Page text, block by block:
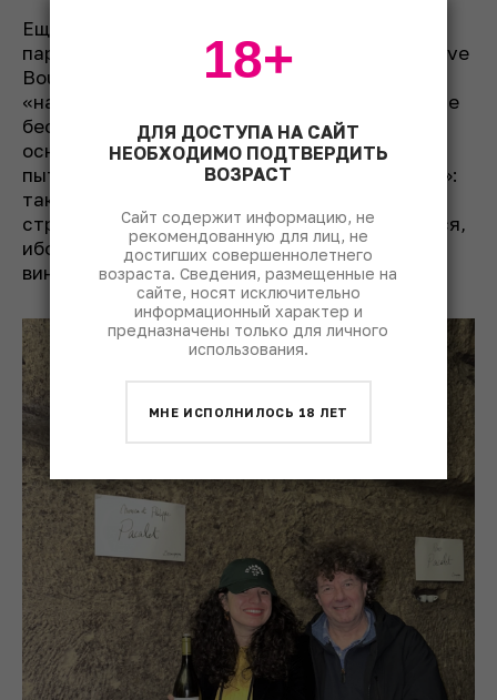
Еще одна ценная добыча – репортаж
парижского редактора Якова Лысенко с La Dive
Bouteille, главной выставки авангарда
«натурального» движения, плюс философские
беседы с семьей Бретон из Бургёй, одних из
основателей «Ла Див». Кроме прочего, Яков
пытал экспонентов на тему «диких дрожжей»:
так мы узнаем, что даже пьё-де-кюв –
страшный моветон (но все равно сомневаемся,
ибо старшие учили нас никогда не верить
виноделам).
ДЛЯ ДОСТУПА НА САЙТ
НЕОБХОДИМО ПОДТВЕРДИТЬ
ВОЗРАСТ
Сайт содержит информацию, не
рекомендованную для лиц, не
достигших совершеннолетнего
возраста. Сведения, размещенные на
сайте, носят исключительно
информационный характер и
предназначены только для личного
использования.
МНЕ ИСПОЛНИЛОСЬ 18 ЛЕТ
18+